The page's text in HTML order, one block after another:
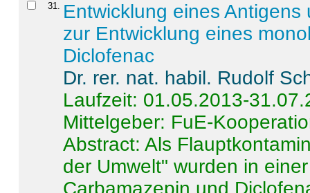
31. Entwicklung eines
zur Entwicklung eines
Diclofenac
Dr. rer. nat. habil. Rudolf
Laufzeit: 01.05.2013-
Mittelgeber: FuE-
Abstract:Als
der Umwelt" wurden in
Carbamazepin und